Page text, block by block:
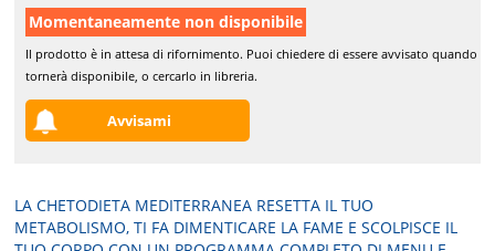
Momentaneamente non disponibile
Il prodotto è in attesa di rifornimento. Puoi chiedere di essere avvisato quando
tornerà disponibile, o cercarlo in libreria.
Avvisami
LA CHETODIETA MEDITERRANEA RESETTA IL TUO
METABOLISMO, TI FA DIMENTICARE LA FAME E SCOLPISCE IL